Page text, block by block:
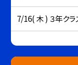
7/16( 木 ) ３年クラ